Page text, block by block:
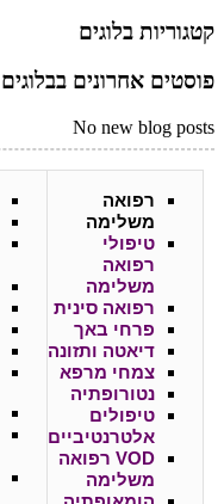
קטגוריות בלוגים
פוסטים אחרונים בבלוגים
No new blog posts
רפואה
משלימה
טיפולי
רפואה
משלימה
רפואה סינית
פרחי באך
דיאטה ותזונה
צמחי מרפא
נטורופתיה
טיפולים
אלטרנטיביים
VOD רפואה
משלימה